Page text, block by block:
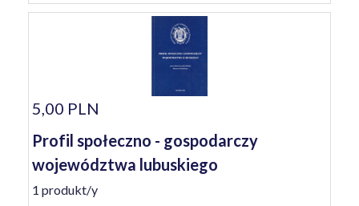
5,00 PLN
Profil społeczno - gospodarczy
województwa lubuskiego
1 produkt/y